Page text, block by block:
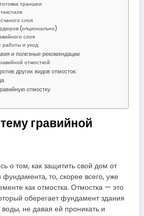
траншеи
слоя
(опционально)
слоя
и уход
и полезные рекомендации
отмосткой
других видов отмосток:
отмостку
гравийной
о том, как защитить свой дом от
то, скорее всего, уже
как отмостка. Отмостка — это
оберегает фундамент здания
не давая ей проникать и